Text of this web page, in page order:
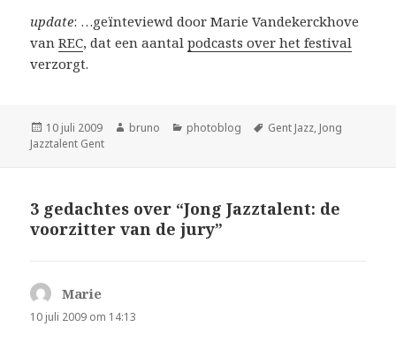
update: …geïnteviewd door Marie Vandekerckhove
vanREC, dat een aantalpodcasts over het festival
verzorgt.
Geplaatst
op
10 juli 2009 Auteur
bruno Categorieën
photoblog Tags
Gent Jazz, Jong
Jazztalent Gent
3 gedachtes over “Jong Jazztalent: de
voorzitter van de jury”
Marie
10 juli 2009 om 14:13